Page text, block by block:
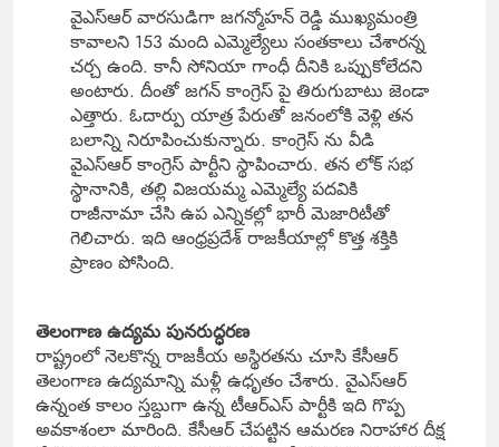
వైఎస్ఆర్ వారసుడిగా జగన్మోహన్ రెడ్డి ముఖ్యమంత్రి
కావాలని 153 మంది ఎమ్మెల్యేలు సంతకాలు చేశారన్న
చర్చ ఉంది. కానీ సోనియా గాంధీ దీనికి ఒప్పుకోలేదని
అంటారు. దీంతో జగన్ కాంగ్రెస్ పై తిరుగుబాటు జెండా
ఎత్తారు. ఓదార్పు యాత్ర పేరుతో జనంలోకి వెళ్లి తన
బలాన్ని నిరూపించుకున్నారు. కాంగ్రెస్ ను వీడి
వైఎస్ఆర్ కాంగ్రెస్ పార్టీని స్థాపించారు. తన లోక్ సభ
స్థానానికి, తల్లి విజయమ్మ ఎమ్మెల్యే పదవికి
రాజీనామా చేసి ఉప ఎన్నికల్లో భారీ మెజారిటీతో
గెలిచారు. ఇది ఆంధ్రప్రదేశ్ రాజకీయాల్లో కొత్త శక్తికి
ప్రాణం పోసింది.
తెలంగాణ ఉద్యమ పునరుద్ధరణ
రాష్ట్రంలో నెలకొన్న రాజకీయ అస్థిరతను చూసి కేసీఆర్
తెలంగాణ ఉద్యమాన్ని మళ్లీ ఉధృతం చేశారు. వైఎస్ఆర్
ఉన్నంత కాలం స్తబ్దుగా ఉన్న టీఆర్ఎస్ పార్టీకి ఇది గొప్ప
అవకాశంలా మారింది. కేసీఆర్ చేపట్టిన ఆమరణ నిరాహార దీక్ష